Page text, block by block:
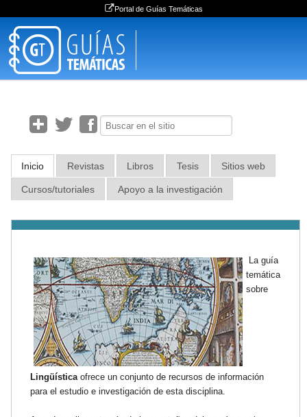
Portal de Guías Temáticas
Lingüística
Inicio Revistas Libros Tesis Sitios web
Cursos/tutoriales Apoyo a la investigación
La guía
temática
sobre
Lingüísticaofrece un conjunto de recursos de información
para el estudio e investigación de esta disciplina.